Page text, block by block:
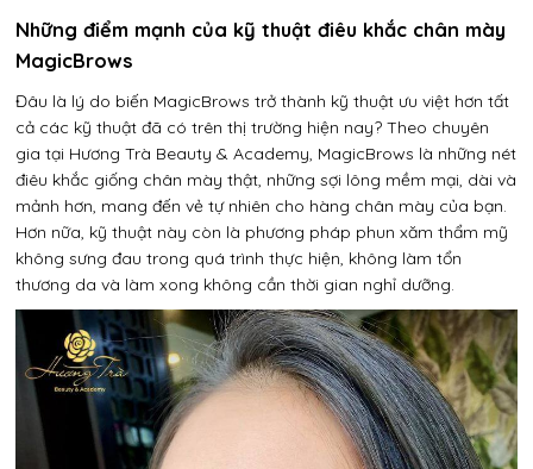
Những điểm mạnh của kỹ thuật điêu khắc chân mày
MagicBrows
Đâu là lý do biến MagicBrows trở thành kỹ thuật ưu việt hơn tất
cả các kỹ thuật đã có trên thị trường hiện nay? Theo chuyên
gia tại Hương Trà Beauty & Academy, MagicBrows là những nét
điêu khắc giống chân mày thật, những sợi lông mềm mại, dài và
mảnh hơn, mang đến vẻ tự nhiên cho hàng chân mày của bạn.
Hơn nữa, kỹ thuật này còn là phương pháp phun xăm thẩm mỹ
không sưng đau trong quá trình thực hiện, không làm tổn
thương da và làm xong không cần thời gian nghỉ dưỡng.